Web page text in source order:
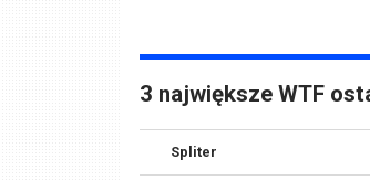
3 największe WTF
Spliter